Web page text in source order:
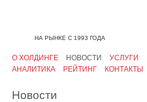
НА РЫНКЕ С 1993 ГОДА
О ХОЛДИНГЕ НОВОСТИ УСЛУГИ
АНАЛИТИКА
РЕЙТИНГ КОНТАКТЫ
Новости